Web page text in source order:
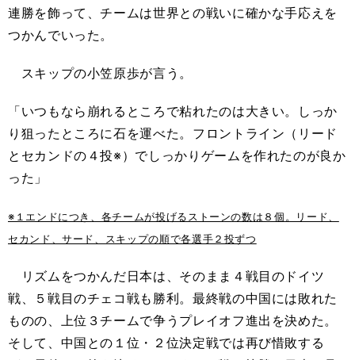
連勝を飾って、チームは世界との戦いに確かな手応えを
つかんでいった。
スキップの小笠原歩が言う。
「いつもなら崩れるところで粘れたのは大きい。しっか
り狙ったところに石を運べた。フロントライン（リード
とセカンドの４投※）でしっかりゲームを作れたのが良か
った」
※１エンドにつき、各チームが投げるストーンの数は８個。リード、
セカンド、サード、スキップの順で各選手２投ずつ
リズムをつかんだ日本は、そのまま４戦目のドイツ
戦、５戦目のチェコ戦も勝利。最終戦の中国には敗れた
ものの、上位３チームで争うプレイオフ進出を決めた。
そして、中国との１位・２位決定戦では再び惜敗する